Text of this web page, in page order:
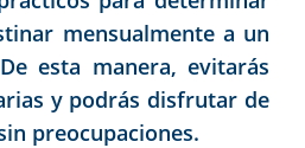
mensualmente a un
esta manera, evitarás
y podrás disfrutar de
preocupaciones.